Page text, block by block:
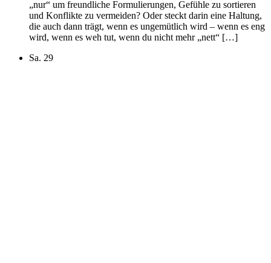
„nur“ um freundliche Formulierungen, Gefühle zu sortieren
und Konflikte zu vermeiden? Oder steckt darin eine Haltung,
die auch dann trägt, wenn es ungemütlich wird – wenn es eng
wird, wenn es weh tut, wenn du nicht mehr „nett“ […]
Sa. 29